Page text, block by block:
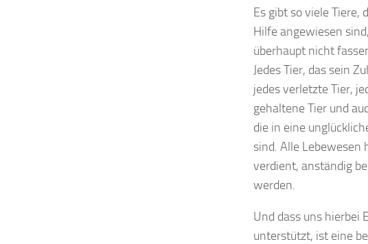
Es gibt so viele Tiere,
Hilfe angewiesen
überhaupt nicht
Jedes Tier, das sein
jedes verletzte Tier,
gehaltene Tier und
die in eine
sind. Alle Lebewesen
verdient, anständig
werden.
Und dass uns hierbei
unterstützt, ist eine